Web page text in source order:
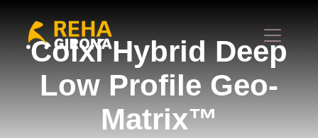
Coixí Hybrid Deep
Low Profile Geo-
Matrix™